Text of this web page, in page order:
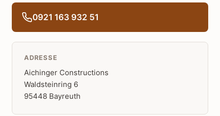
0921 163 932 51
ADRESSE
Aichinger Constructions
Waldsteinring 6
95448 Bayreuth